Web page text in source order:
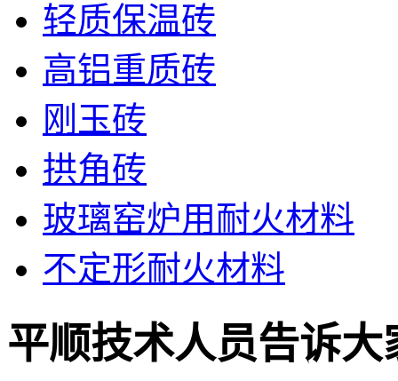
轻质保温砖
高铝重质砖
刚玉砖
拱角砖
玻璃窑炉用耐火材料
不定形耐火材料
平顺技术人员告诉